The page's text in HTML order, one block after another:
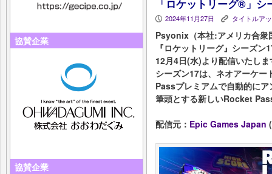
協賛企業
協賛企業
「ロケットリーグ®」
P 2024年11月27日 K タイトルア
Psyonix（本社:アメリカ合衆
『ロケットリーグ』シーズン
12月4日(水)より配信いたしま
シーズン17は、ネオアーケ
Passプレミアムで自動的に
筆頭とする新しいRocket
配信元： Epic Games Japan